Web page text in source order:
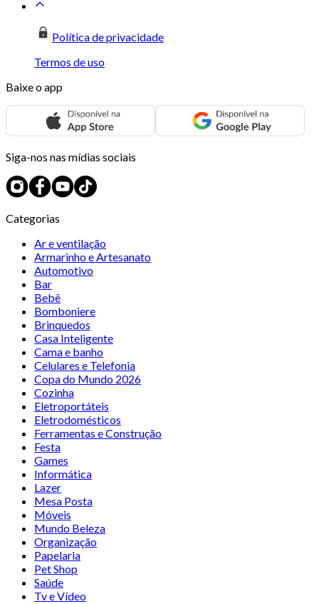
Política de privacidade
Termos de uso
Baixe o app
Siga-nos nas mídias sociais
Categorias
Ar e ventilação
Armarinho e Artesanato
Automotivo
Bar
Bebê
Bomboniere
Brinquedos
Casa Inteligente
Cama e banho
Celulares e Telefonia
Copa do Mundo 2026
Cozinha
Eletroportáteis
Eletrodomésticos
Ferramentas e Construção
Festa
Games
Informática
Lazer
Mesa Posta
Móveis
Mundo Beleza
Organização
Papelaria
Pet Shop
Saúde
Tv e Vídeo